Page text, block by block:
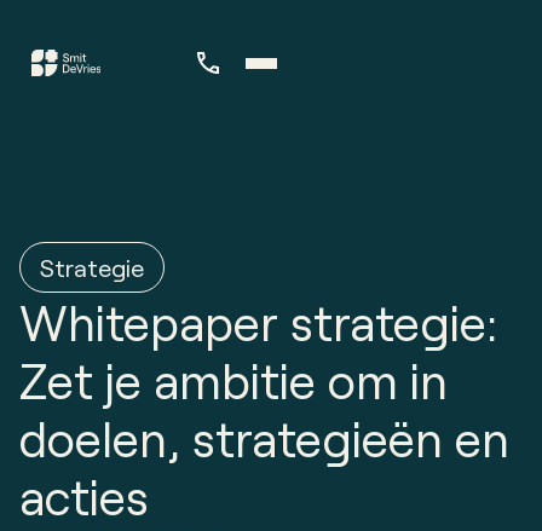
Strategie
Whitepaper strategie:
Zet je ambitie om in
doelen, strategieën en
acties